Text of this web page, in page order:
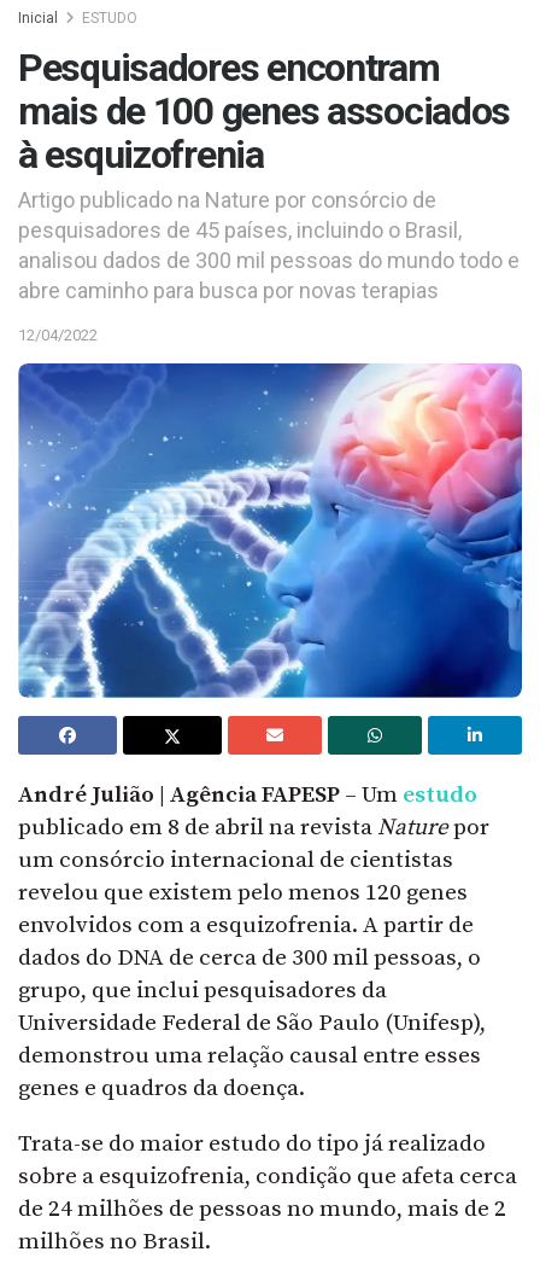
Inicial ESTUDO
Pesquisadores encontram
mais de 100 genes associados
à esquizofrenia
Artigo publicado na Nature por consórcio de
pesquisadores de 45 países, incluindo o Brasil,
analisou dados de 300 mil pessoas do mundo todo e
abre caminho para busca por novas terapias
12/04/2022
André Julião | Agência FAPESP – Um estudo
publicado em 8 de abril na revistaNaturepor
um consórcio internacional de cientistas
revelou que existem pelo menos 120 genes
envolvidos com a esquizofrenia. A partir de
dados do DNA de cerca de 300 mil pessoas, o
grupo, que inclui pesquisadores da
Universidade Federal de São Paulo (Unifesp),
demonstrou uma relação causal entre esses
genes e quadros da doença.
Trata-se do maior estudo do tipo já realizado
sobre a esquizofrenia, condição que afeta cerca
de 24 milhões de pessoas no mundo, mais de 2
milhões no Brasil.